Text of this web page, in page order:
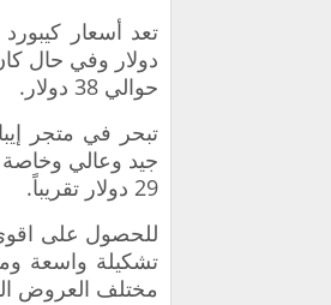
دولار وفي حال
حوالي 38 دولار.
تبحر في متجر
جيد وعالي وخاصة
29 دولار تقريباً.
مختلف العروض